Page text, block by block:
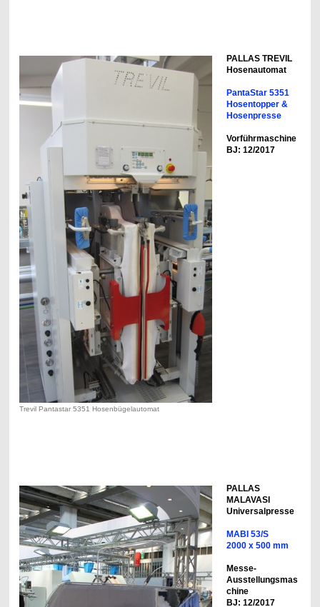
Trevil Pantastar 5351 Hosenbügelautomat
PALLAS TREVIL
Hosenautomat
PantaStar 5351
Hosentopper &
Hosenpresse
Vorführmaschine
BJ: 12/2017
PALLAS
MALAVASI
Universalpresse
MABI 53/S
2000 x 500 mm
Messe-
Ausstellungsmas
chine
BJ: 12/2017